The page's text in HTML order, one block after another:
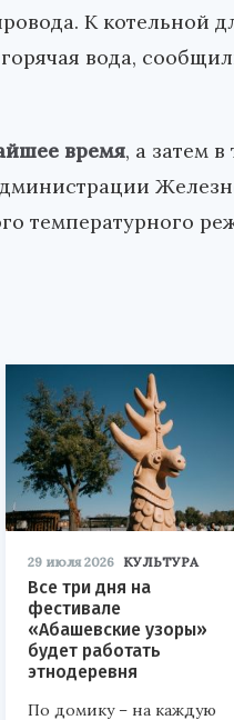
К котельной
вода,
время, а затем
температурного
29 июля 2026 КУЛЬТУРА
Все три дня на
фестивале
«Абашевские узоры»
будет работать
этнодеревня
По домику – на каждую